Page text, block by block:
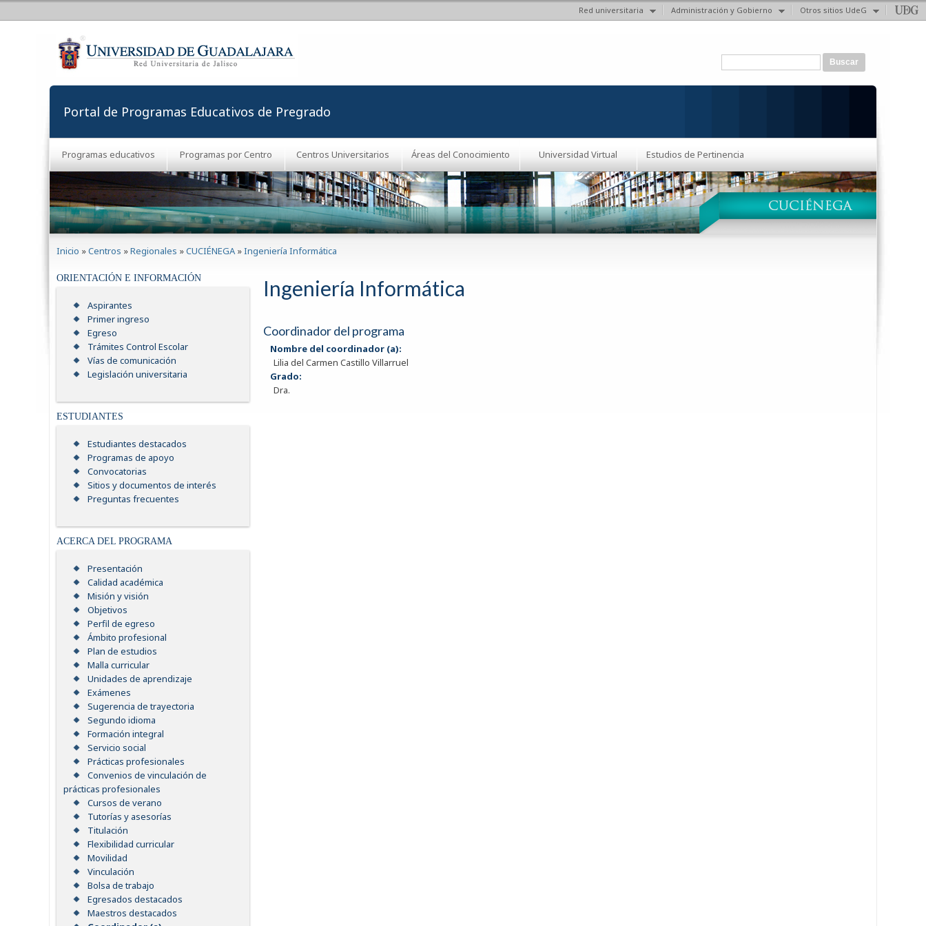
Red universitaria Administración y Gobierno Otros sitios UdeG
Formulario de búsqueda
Portal de Programas Educativos de Pregrado
Programas educativos Programas por Centro Centros Universitarios Áreas del Conocimiento Universidad Virtual Estudios de Pertinencia
Inicio »Centros »Regionales »CUCIÉNEGA »Ingeniería Informática
ORIENTACIÓN E INFORMACIÓN
Aspirantes
Primer ingreso
Egreso
Trámites Control Escolar
Vías de comunicación
Legislación universitaria
ESTUDIANTES
Estudiantes destacados
Programas de apoyo
Convocatorias
Sitios y documentos de interés
Preguntas frecuentes
ACERCA DEL PROGRAMA
Presentación
Calidad académica
Misión y visión
Objetivos
Perfil de egreso
Ámbito profesional
Plan de estudios
Malla curricular
Unidades de aprendizaje
Exámenes
Sugerencia de trayectoria
Segundo idioma
Formación integral
Servicio social
Prácticas profesionales
Convenios de vinculación de
prácticas profesionales
Cursos de verano
Tutorías y asesorías
Titulación
Flexibilidad curricular
Movilidad
Vinculación
Bolsa de trabajo
Egresados destacados
Maestros destacados
Ingeniería Informática
Coordinador del programa
Nombre del coordinador (a):
Lilia del Carmen Castillo Villarruel
Grado:
Dra.